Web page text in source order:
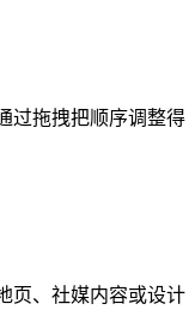
过拖拽把顺序调整得
页、社媒内容或设计